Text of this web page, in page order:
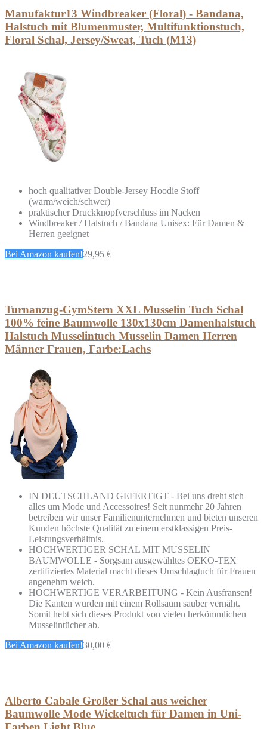
Manufaktur13 Windbreaker (Floral) - Bandana,
Halstuch mit Blumenmuster, Multifunktionstuch,
Floral Schal, Jersey/Sweat, Tuch (M13)
hoch qualitativer Double-Jersey Hoodie Stoff
(warm/weich/schwer)
praktischer Druckknopfverschluss im Nacken
Windbreaker / Halstuch / Bandana Unisex: Für Damen &
Herren geeignet
Bei Amazon kaufen!29,95 €
Turnanzug-GymStern XXL Musselin Tuch Schal
100% feine Baumwolle 130x130cm Damenhalstuch
Halstuch Musselintuch Musselin Damen Herren
Männer Frauen, Farbe:Lachs
IN DEUTSCHLAND GEFERTIGT - Bei uns dreht sich
alles um Mode und Accessoires! Seit nunmehr 20 Jahren
betreiben wir unser Familienunternehmen und bieten unseren
Kunden höchste Qualität zu einem erstklassigen Preis-
Leistungsverhältnis.
HOCHWERTIGER SCHAL MIT MUSSELIN
BAUMWOLLE - Sorgsam ausgewähltes OEKO-TEX
zertifiziertes Material macht dieses Umschlagtuch für Frauen
angenehm weich.
HOCHWERTIGE VERARBEITUNG - Kein Ausfransen!
Die Kanten wurden mit einem Rollsaum sauber vernäht.
Somit hebt sich dieses Produkt von vielen herkömmlichen
Musselintücher ab.
Bei Amazon kaufen!30,00 €
Alberto Cabale Großer Schal aus weicher
Baumwolle Mode Wickeltuch für Damen in Uni-